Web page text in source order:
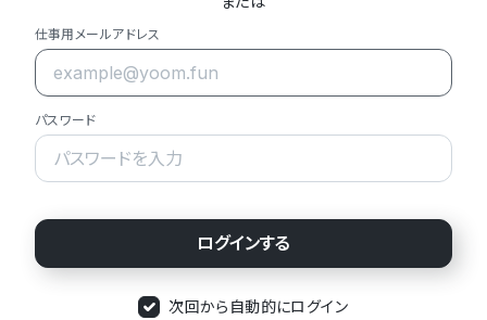
仕事用メールアドレス
パスワード
次回から自動的にログイン